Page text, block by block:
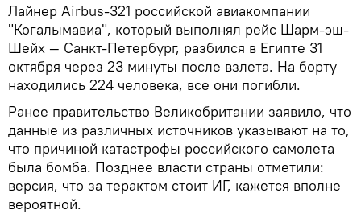
Лайнер Airbus-321 российской авиакомпании
"Когалымавиа", который выполнял рейс Шарм-эш-
Шейх — Санкт-Петербург, разбился в Египте 31
октября через 23 минуты после взлета. На борту
находились 224 человека, все они погибли.
Ранее правительство Великобритании заявило, что
данные из различных источников указывают на то,
что причиной катастрофы российского самолета
была бомба. Позднее власти страны отметили:
версия, что за терактом стоит ИГ, кажется вполне
вероятной.